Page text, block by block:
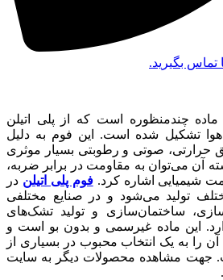
تماس بگیرید.
چندمنظوره است که از پلی اتیلن
تشکیل شده است. این فوم به دلیل
حرارتی، صوتی و رطوبتی بسیار موثری
آن می‌توان به مقاومت در برابر ضربه،
شیمیایی اشاره کرد.فوم پلی اتیلن در
تولید می‌شود و در صنایع مختلفی
ساختمان‌سازی و تولید تشک‌های
این ماده غیرسمی و بدون بو است و
را به یک انتخاب محبوب در بسیاری از
جهت مشاهده محصولات دیگر به سایت